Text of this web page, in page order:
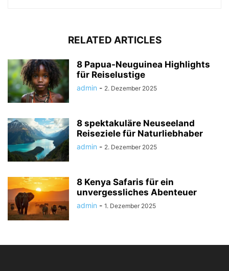
RELATED ARTICLES
8 Papua-Neuguinea Highlights
für Reiselustige
admin - 2. Dezember 2025
8 spektakuläre Neuseeland
Reiseziele für Naturliebhaber
admin - 2. Dezember 2025
8 Kenya Safaris für ein
unvergessliches Abenteuer
admin - 1. Dezember 2025